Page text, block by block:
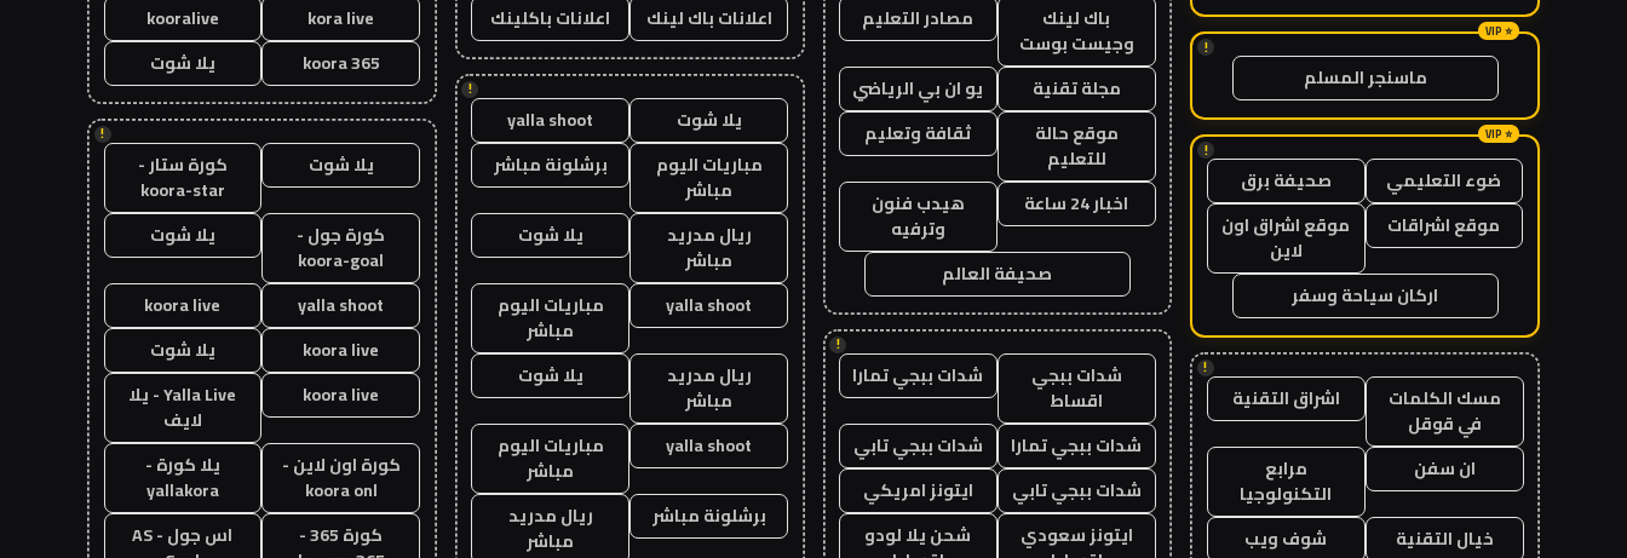
!
ماسنجر المسلم
!
ضوء التعليمي
صحيفة برق
موقع اشراقات
موقع اشراق اون
لاين
اركان سياحة وسفر
!
مسك الكلمات
في قوقل
اشراق التقنية
ان سفن
مرابع
التكنولوجيا
خيال التقنية
شوف ويب
باك لينك
وجيست بوست
مصادر التعليم
مجلة تقنية
يو ان بي الرياضي
موقع حالة
للتعليم
ثقافة وتعليم
اخبار 24 ساعة
هيدب فنون
وترفيه
صحيفة العالم
!
شدات ببجي
اقساط
شدات ببجي تمارا
شدات ببجي تمارا
شدات ببجي تابي
شدات ببجي تابي
ايتونز امريكي
ايتونز سعودي
شحن يلا لودو
اعلانات باك لينك
اعلانات باكلينك
!
يلا شوت
yalla shoot
مباريات اليوم
مباشر
برشلونة مباشر
ريال مدريد
مباشر
يلا شوت
yalla shoot
مباريات اليوم
مباشر
ريال مدريد
مباشر
يلا شوت
yalla shoot
مباريات اليوم
مباشر
برشلونة مباشر
ريال مدريد
مباشر
kora live
kooralive
koora 365
يلا شوت
!
يلا شوت
كورة ستار -
koora-star
كورة جول -
koora-goal
يلا شوت
yalla shoot
koora live
koora live
يلا شوت
koora live
Yalla Live - يلا
لايف
كورة اون لاين -
koora onl
يلا كورة -
yallakora
كورة 365 -
اس جول - AS